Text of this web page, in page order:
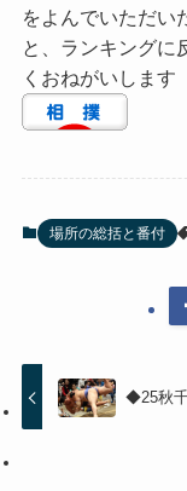
をよんでいただい
と、ランキングに
くおねがいします
場所の総括と番付
◆25秋